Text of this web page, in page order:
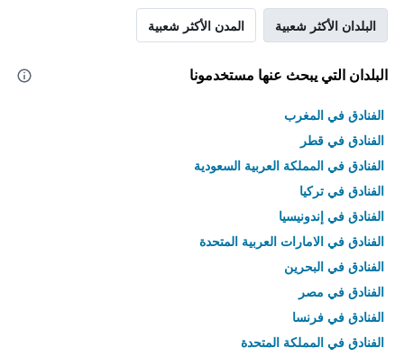
البلدان الأكثر شعبية المدن الأكثر شعبية
البلدان التي يبحث عنها مستخدمونا
الفنادق في المغرب
الفنادق في قطر
الفنادق في المملكة العربية السعودية
الفنادق في تركيا
الفنادق في إندونيسيا
الفنادق في الامارات العربية المتحدة
الفنادق في البحرين
الفنادق في مصر
الفنادق في فرنسا
الفنادق في المملكة المتحدة